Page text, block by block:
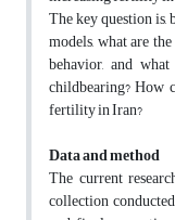
The key question
models, what are
behavior, and
childbearing? How
fertility in Iran?
Data and method
The current
collection